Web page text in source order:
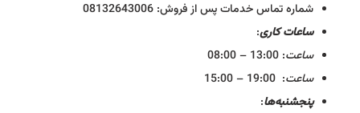
شماره تماس خدمات پس از فروش: 08132643006
ساعات کاری:
ساعت: 13:00 – 08:00
ساعت: 19:00 – 15:00
پنجشنبه‌ها: